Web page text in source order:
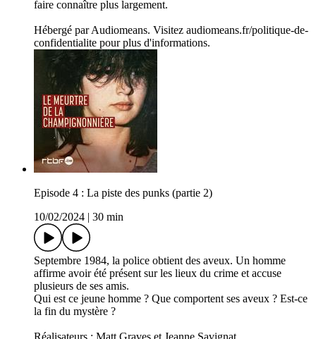
faire connaître plus largement.
Hébergé par Audiomeans. Visitez audiomeans.fr/politique-de-
confidentialite pour plus d'informations.
Episode 4 : La piste des punks (partie 2)
10/02/2024
30 min
Septembre 1984, la police obtient des aveux. Un homme
affirme avoir été présent sur les lieux du crime et accuse
plusieurs de ses amis.
Qui est ce jeune homme ? Que comportent ses aveux ? Est-ce
la fin du mystère ?